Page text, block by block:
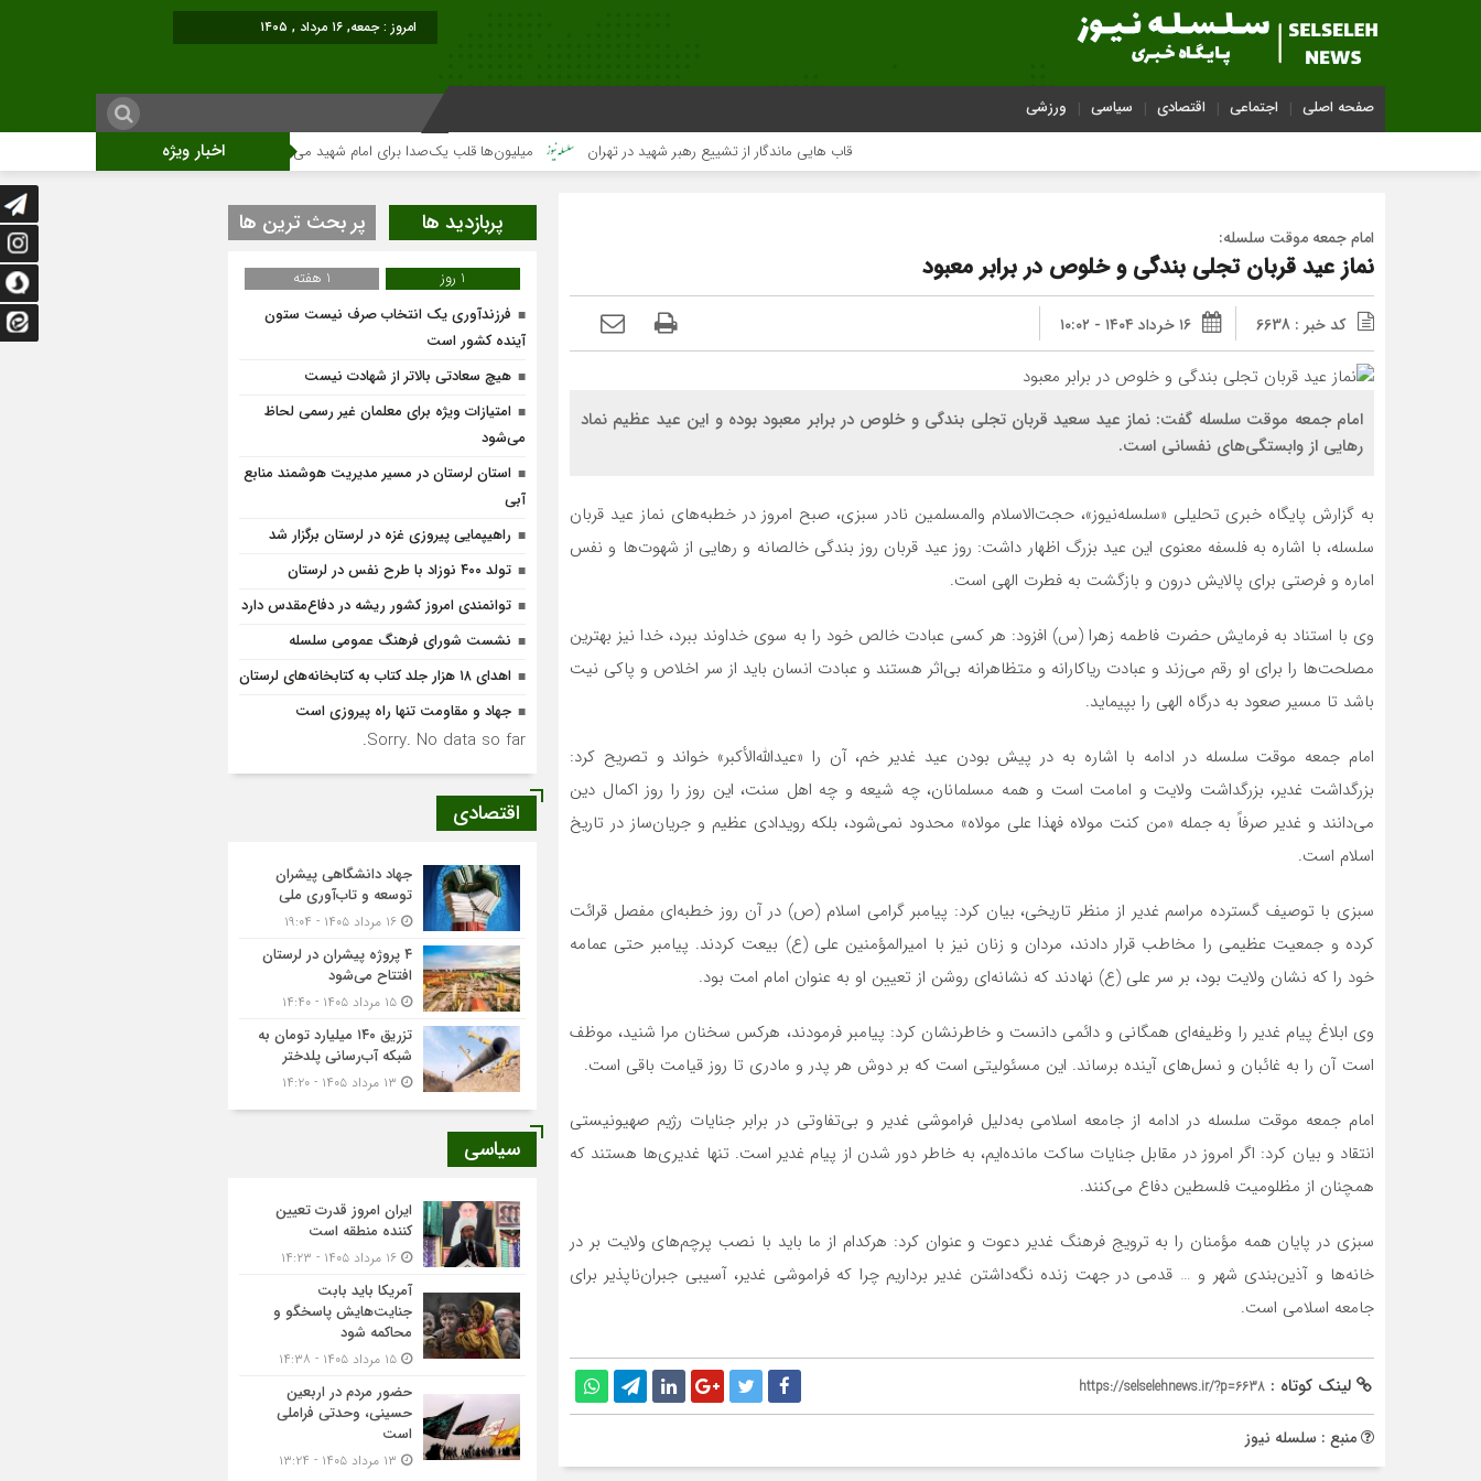
امروز : جمعه, ۱۶ مرداد , ۱۴۰۵
صفحه اصلی اجتماعی اقتصادی سیاسی ورزشی
اخبار ویژه قاب هایی ماندگار از تشییع رهبر شهید در تهران میلیون‌ها قلب یک‌صدا برای امام شهید می‌تپد نمایشگاه آثار هنری ویژه ارتحال امام
امام جمعه موقت سلسله:
نماز عید قربان تجلی بندگی و خلوص در برابر معبود
کد خبر : 6638 ۱۶ خرداد ۱۴۰۴ - ۱۰:۰۲
امام جمعه موقت سلسله گفت: نماز عید سعید قربان تجلی بندگی و خلوص در برابر معبود بوده و این عید عظیم نماد
رهایی از وابستگی‌های نفسانی است.
به گزارش پایگاه خبری تحلیلی «سلسله‌نیوز»، حجت‌الاسلام والمسلمین نادر سبزی، صبح امروز در خطبه‌های نماز عید قربان
سلسله، با اشاره به فلسفه معنوی این عید بزرگ اظهار داشت: روز عید قربان روز بندگی خالصانه و رهایی از شهوت‌ها و نفس
اماره و فرصتی برای پالایش درون و بازگشت به فطرت الهی است.
وی با استناد به فرمایش حضرت فاطمه زهرا (س) افزود: هر کسی عبادت خالص خود را به سوی خداوند ببرد، خدا نیز بهترین
مصلحت‌ها را برای او رقم می‌زند و عبادت ریاکارانه و متظاهرانه بی‌اثر هستند و عبادت انسان باید از سر اخلاص و پاکی نیت
باشد تا مسیر صعود به درگاه الهی را بپیماید.
امام جمعه موقت سلسله در ادامه با اشاره به در پیش بودن عید غدیر خم، آن را «عیدالله‌الأکبر» خواند و تصریح کرد:
بزرگداشت غدیر، بزرگداشت ولایت و امامت است و همه مسلمانان، چه شیعه و چه اهل سنت، این روز را روز اکمال دین
می‌دانند و غدیر صرفاً به جمله «من کنت مولاه فهذا علی مولاه» محدود نمی‌شود، بلکه رویدادی عظیم و جریان‌ساز در تاریخ
اسلام است.
سبزی با توصیف گسترده مراسم غدیر از منظر تاریخی، بیان کرد: پیامبر گرامی اسلام (ص) در آن روز خطبه‌ای مفصل قرائت
کرده و جمعیت عظیمی را مخاطب قرار دادند، مردان و زنان نیز با امیرالمؤمنین علی (ع) بیعت کردند. پیامبر حتی عمامه
خود را که نشان ولایت بود، بر سر علی (ع) نهادند که نشانه‌ای روشن از تعیین او به عنوان امام امت بود.
وی ابلاغ پیام غدیر را وظیفه‌ای همگانی و دائمی دانست و خاطرنشان کرد: پیامبر فرمودند، هرکس سخنان مرا شنید، موظف
است آن را به غائبان و نسل‌های آینده برساند. این مسئولیتی است که بر دوش هر پدر و مادری تا روز قیامت باقی است.
امام جمعه موقت سلسله در ادامه از جامعه اسلامی به‌دلیل فراموشی غدیر و بی‌تفاوتی در برابر جنایات رژیم صهیونیستی
انتقاد و بیان کرد: اگر امروز در مقابل جنایات ساکت مانده‌ایم، به خاطر دور شدن از پیام غدیر است. تنها غدیری‌ها هستند که
همچنان از مظلومیت فلسطین دفاع می‌کنند.
سبزی در پایان همه مؤمنان را به ترویج فرهنگ غدیر دعوت و عنوان کرد: هرکدام از ما باید با نصب پرچم‌های ولایت بر در
خانه‌ها و آذین‌بندی شهر و … قدمی در جهت زنده‌ نگه‌داشتن غدیر برداریم چرا که فراموشی غدیر، آسیبی جبران‌ناپذیر برای
جامعه اسلامی است.
لینک کوتاه : https://selselehnews.ir/?p=6638
منبع : سلسله نیوز
پربازدید ها پر بحث ترین ها
1 روز
1 هفته
فرزندآوری یک انتخاب صرف نیست ستون
آینده کشور است
هیچ سعادتی بالاتر از شهادت نیست
امتیازات ویژه برای معلمان غیر رسمی لحاظ
می‌شود
استان لرستان در مسیر مدیریت هوشمند منابع
آبی
راهیپمایی پیروزی غزه در لرستان برگزار شد
تولد ۴۰۰ نوزاد با طرح نفس در لرستان
توانمندی امروز کشور ریشه در دفاع‌مقدس دارد
نشست شورای فرهنگ عمومی سلسله
اهدای ۱۸ هزار جلد کتاب به کتابخانه‌های لرستان
جهاد و مقاومت تنها راه پیروزی است
Sorry. No data so far.
اقتصادی
جهاد دانشگاهی پیشران
توسعه و تاب‌آوری ملی
۴ پروژه پیشران در لرستان
افتتاح می‌شود
تزریق ۱۴۰ میلیارد تومان به
شبکه آب‌رسانی پلدختر
سیاسی
ایران امروز قدرت تعیین
کننده منطقه است
آمریکا باید بابت
جنایت‌هایش پاسخگو و
محاکمه شود
حضور مردم در اربعین
حسینی، وحدتی فراملی
است